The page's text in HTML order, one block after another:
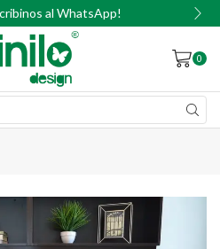
al WhatsApp!
0